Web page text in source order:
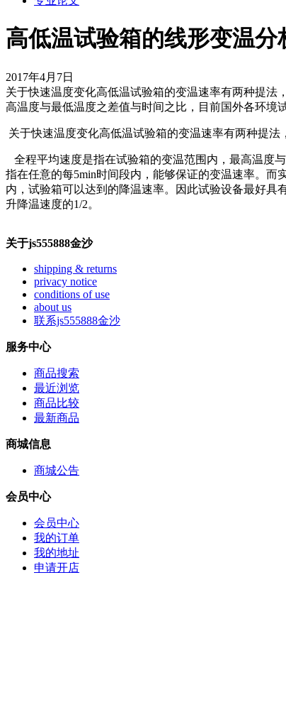
高低温试验箱的线形变温分
2017年4月7日
关于快速温度变化高低温试验箱的变温速率有两种提法
高温度与最低温度之差值与时间之比，目前国外各环境
关于快速温度变化高低温试验箱的变温速率有两种提
全程平均速度是指在试验箱的变温范围内，最高温度
指在任意的每5min时间段内，能够保证的变温速率。
内，试验箱可以达到的降温速率。因此试验设备最好具
升降温速度的1/2。
关于js555888金沙
shipping & returns
privacy notice
conditions of use
about us
联系js555888金沙
服务中心
商品搜索
最近浏览
商品比较
最新商品
商城信息
商城公告
会员中心
会员中心
我的订单
我的地址
申请开店